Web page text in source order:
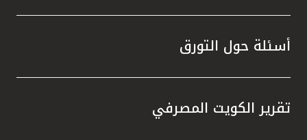
أسئلة حول التورق
تقرير الكويت المصرفي